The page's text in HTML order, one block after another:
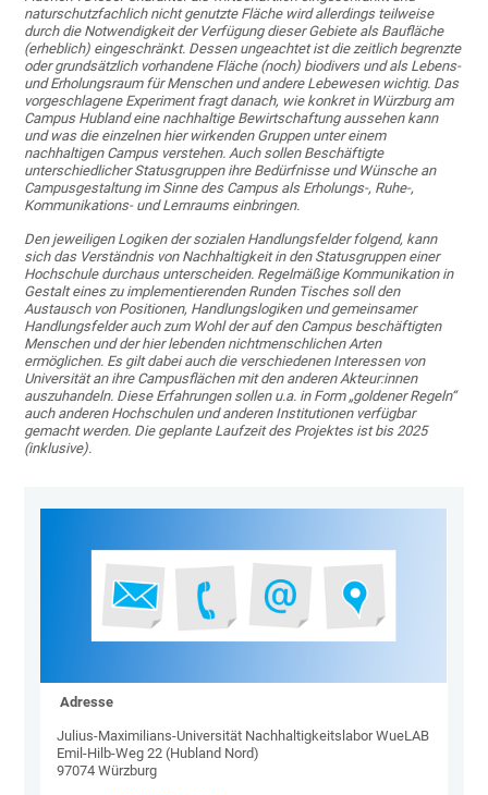
naturschutzfachlich nicht genutzte Fläche wird allerdings teilweise
durch die Notwendigkeit der Verfügung dieser Gebiete als Baufläche
(erheblich) eingeschränkt. Dessen ungeachtet ist die zeitlich begrenzte
oder grundsätzlich vorhandene Fläche (noch) biodivers und als Lebens-
und Erholungsraum für Menschen und andere Lebewesen wichtig. Das
vorgeschlagene Experiment fragt danach, wie konkret in Würzburg am
Campus Hubland eine nachhaltige Bewirtschaftung aussehen kann
und was die einzelnen hier wirkenden Gruppen unter einem
nachhaltigen Campus verstehen. Auch sollen Beschäftigte
unterschiedlicher Statusgruppen ihre Bedürfnisse und Wünsche an
Campusgestaltung im Sinne des Campus als Erholungs-, Ruhe-,
Kommunikations- und Lernraums einbringen.
Den jeweiligen Logiken der sozialen Handlungsfelder folgend, kann
sich das Verständnis von Nachhaltigkeit in den Statusgruppen einer
Hochschule durchaus unterscheiden. Regelmäßige Kommunikation in
Gestalt eines zu implementierenden Runden Tisches soll den
Austausch von Positionen, Handlungslogiken und gemeinsamer
Handlungsfelder auch zum Wohl der auf den Campus beschäftigten
Menschen und der hier lebenden nichtmenschlichen Arten
ermöglichen. Es gilt dabei auch die verschiedenen Interessen von
Universität an ihre Campusflächen mit den anderen Akteur:innen
auszuhandeln. Diese Erfahrungen sollen u.a. in Form „goldener Regeln“
auch anderen Hochschulen und anderen Institutionen verfügbar
gemacht werden. Die geplante Laufzeit des Projektes ist bis 2025
(inklusive).
Adresse
Julius-Maximilians-Universität Nachhaltigkeitslabor WueLAB
Emil-Hilb-Weg 22 (Hubland Nord)
97074 Würzburg